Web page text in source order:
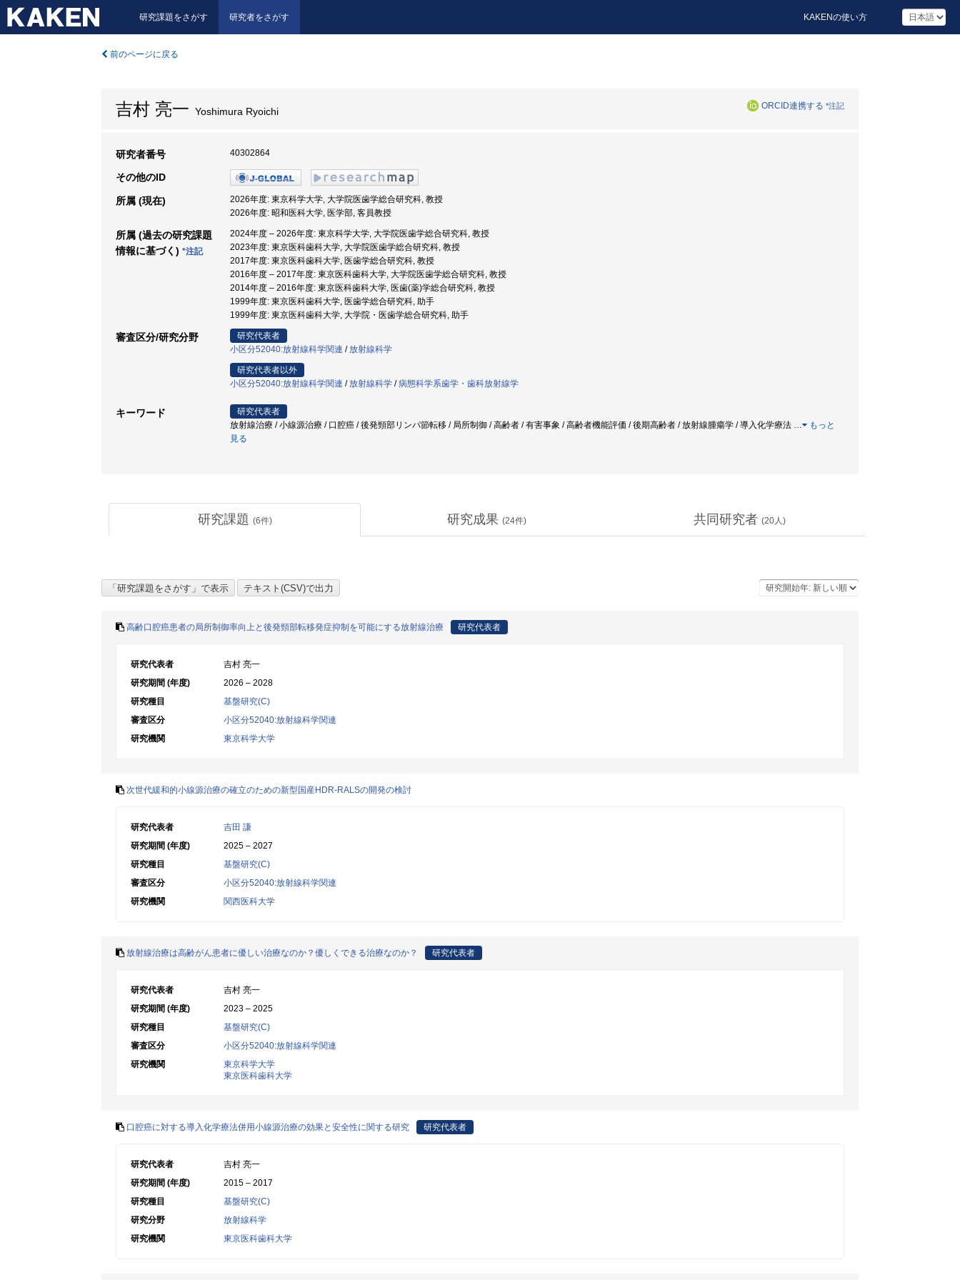
研究課題をさがす 研究者をさがす KAKENの使い方
前のページに戻る
吉村 亮一 Yoshimura Ryoichi ORCID連携する *注記
研究者番号 40302864
その他のID
所属 (現在)
2026年度: 東京科学大学, 大学院医歯学総合研究科, 教授
2026年度: 昭和医科大学, 医学部, 客員教授
所属 (過去の研究課題
情報に基づく) *注記
2024年度 – 2026年度: 東京科学大学, 大学院医歯学総合研究科, 教授
2023年度: 東京医科歯科大学, 大学院医歯学総合研究科, 教授
2017年度: 東京医科歯科大学, 医歯学総合研究科, 教授
2016年度 – 2017年度: 東京医科歯科大学, 大学院医歯学総合研究科, 教授
2014年度 – 2016年度: 東京医科歯科大学, 医歯(薬)学総合研究科, 教授
1999年度: 東京医科歯科大学, 医歯学総合研究科, 助手
1999年度: 東京医科歯科大学, 大学院・医歯学総合研究科, 助手
審査区分/研究分野
研究代表者
小区分52040:放射線科学関連 /放射線科学
研究代表者以外
小区分52040:放射線科学関連 /放射線科学 /病態科学系歯学・歯科放射線学
キーワード
研究代表者
放射線治療 / 小線源治療 / 口腔癌 / 後発頸部リンパ節転移 / 局所制御 / 高齢者 / 有害事象 / 高齢者機能評価 / 後期高齢者 / 放射線腫瘍学 / 導入化学療法 …
もっと
見る
研究課題 (6件) 研究成果 (24件) 共同研究者 (20人)
高齢口腔癌患者の局所制御率向上と後発頸部転移発症抑制を可能にする放射線治療 研究代表者
研究代表者
吉村 亮一
研究期間 (年度)
2026 – 2028
研究種目
基盤研究(C)
審査区分
小区分52040:放射線科学関連
研究機関
東京科学大学
次世代緩和的小線源治療の確立のための新型国産HDR-RALSの開発の検討
研究代表者
吉田 謙
研究期間 (年度)
2025 – 2027
研究種目
基盤研究(C)
審査区分
小区分52040:放射線科学関連
研究機関
関西医科大学
放射線治療は高齢がん患者に優しい治療なのか？優しくできる治療なのか？ 研究代表者
研究代表者
吉村 亮一
研究期間 (年度)
2023 – 2025
研究種目
基盤研究(C)
審査区分
小区分52040:放射線科学関連
研究機関
東京科学大学
東京医科歯科大学
口腔癌に対する導入化学療法併用小線源治療の効果と安全性に関する研究 研究代表者
研究代表者
吉村 亮一
研究期間 (年度)
2015 – 2017
研究種目
基盤研究(C)
研究分野
放射線科学
研究機関
東京医科歯科大学